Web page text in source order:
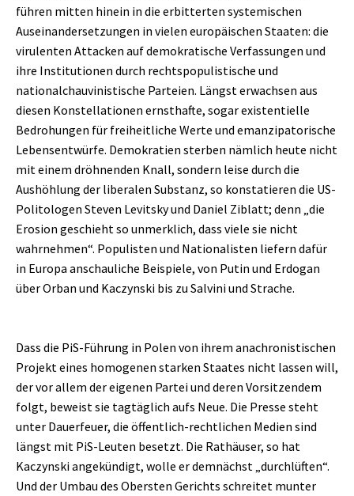
führen mitten hinein in die erbitterten systemischen
Auseinandersetzungen in vielen europäischen Staaten: die
virulenten Attacken auf demokratische Verfassungen und
ihre Institutionen durch rechtspopulistische und
nationalchauvinistische Parteien. Längst erwachsen aus
diesen Konstellationen ernsthafte, sogar existentielle
Bedrohungen für freiheitliche Werte und emanzipatorische
Lebensentwürfe. Demokratien sterben nämlich heute nicht
mit einem dröhnenden Knall, sondern leise durch die
Aushöhlung der liberalen Substanz, so konstatieren die US-
Politologen Steven Levitsky und Daniel Ziblatt; denn „die
Erosion geschieht so unmerklich, dass viele sie nicht
wahrnehmen“. Populisten und Nationalisten liefern dafür
in Europa anschauliche Beispiele, von Putin und Erdogan
über Orban und Kaczynski bis zu Salvini und Strache.
Dass die PiS-Führung in Polen von ihrem anachronistischen
Projekt eines homogenen starken Staates nicht lassen will,
der vor allem der eigenen Partei und deren Vorsitzendem
folgt, beweist sie tagtäglich aufs Neue. Die Presse steht
unter Dauerfeuer, die öffentlich-rechtlichen Medien sind
längst mit PiS-Leuten besetzt. Die Rathäuser, so hat
Kaczynski angekündigt, wolle er demnächst „durchlüften“.
Und der Umbau des Obersten Gerichts schreitet munter